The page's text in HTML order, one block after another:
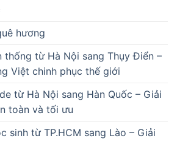
hương
thống từ Hà Nội sang Thụy Điển –
Việt chinh phục thế giới
từ Hà Nội sang Hàn Quốc – Giải
toàn và tối ưu
sinh từ TP.HCM sang Lào – Giải